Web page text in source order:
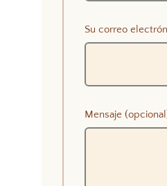
Su correo
Mensaje